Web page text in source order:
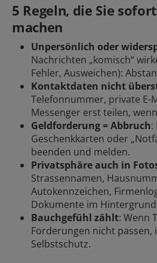
5 Regeln, die Sie
machen
Unpersönlich oder
Nachrichten „komisch“
Fehler, Ausweichen):
Kontaktdaten nicht
Telefonnummer, private E-
Messenger erst teilen,
Geldforderung = Abbruch:
Geschenkkarten oder
beenden und melden.
Privatsphäre auch in
Strassennamen,
Autokennzeichen,
Dokumente im
Bauchgefühl zählt: Wenn
Forderungen nicht passen,
Selbstschutz.